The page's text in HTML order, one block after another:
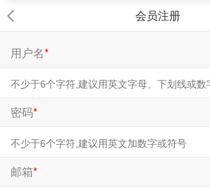
会员注册
用户名*
密码*
邮箱*